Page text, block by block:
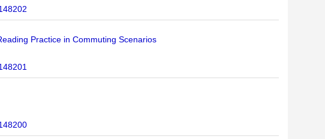
Practice in Commuting Scenarios